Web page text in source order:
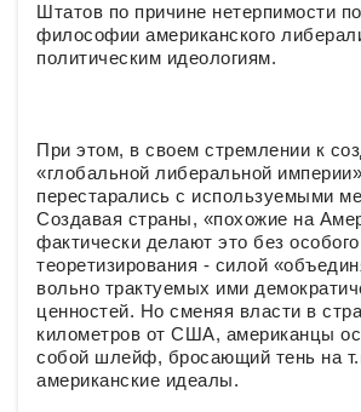
Штатов по причине нетерпимости
философии американского
политическим идеологиям.
При этом, в своем стремлении к
«глобальной либеральной
перестарались с используемыми
Создавая страны, «похожие на
фактически делают это без особого
теоретизирования - силой
вольно трактуемых ими
ценностей. Но сменяя власти в
километров от США, американцы
собой шлейф, бросающий тень на
американские идеалы.